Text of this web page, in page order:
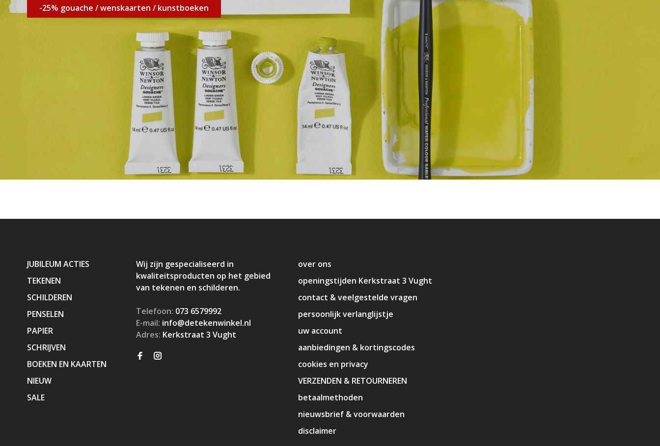
-25% gouache / wenskaarten / kunstboeken
JUBILEUM ACTIES
TEKENEN
SCHILDEREN
PENSELEN
PAPIER
SCHRIJVEN
BOEKEN EN KAARTEN
NIEUW
SALE
Wij zijn gespecialiseerd in
kwaliteitsproducten op het gebied
van tekenen en schilderen.
Telefoon: 073 6579992
E-mail: info@detekenwinkel.nl
Adres: Kerkstraat 3 Vught
over ons
openingstijden Kerkstraat 3 Vught
contact & veelgestelde vragen
persoonlijk verlanglijstje
uw account
aanbiedingen & kortingscodes
cookies en privacy
VERZENDEN & RETOURNEREN
betaalmethoden
nieuwsbrief & voorwaarden
disclaimer